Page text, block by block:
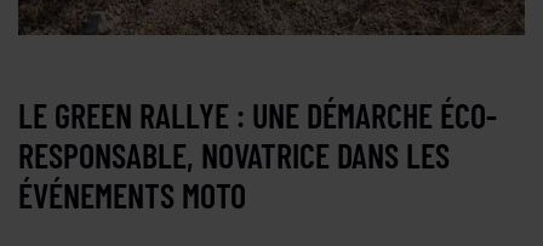
LE GREEN RALLYE : UNE DÉMARCHE ÉCO-
RESPONSABLE, NOVATRICE DANS LES
ÉVÉNEMENTS MOTO